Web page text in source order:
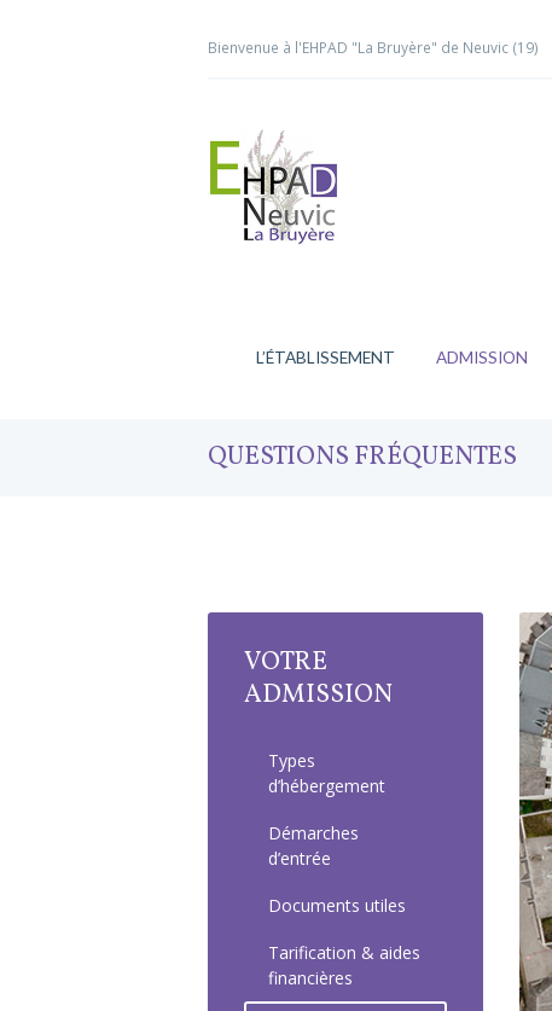
Bienvenue à l'EHPAD "La Bruyère" de Neuvic (19)
L’ÉTABLISSEMENT ADMISSION
QUESTIONS FRÉQUENTES
VOTRE
ADMISSION
Types
d’hébergement
Démarches
d’entrée
Documents utiles
Tarification & aides
financières